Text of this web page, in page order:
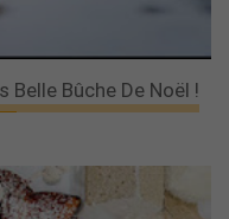
Belle Bûche De Noël !